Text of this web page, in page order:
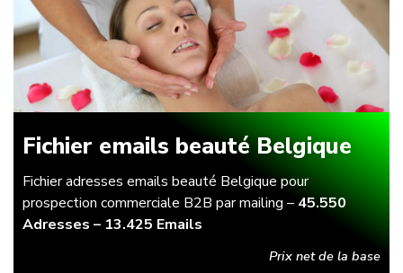
Fichier emails beauté Belgique
Fichier adresses emails beauté Belgique pour
prospection commerciale B2B par mailing – 45.550
Adresses – 13.425 Emails
Prix net de la base